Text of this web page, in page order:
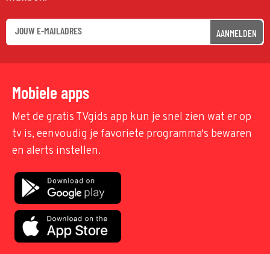
AANMELDEN
Mobiele apps
Met de gratis TVgids app kun je snel zien wat er op
tv is, eenvoudig je favoriete programma's bewaren
en alerts instellen.